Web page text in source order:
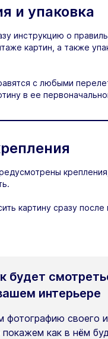
и упаковка
инструкцию о
картин, а также
с любыми
в ее
картину сразу после
будет
интерьере
фотографию своего
как в нём